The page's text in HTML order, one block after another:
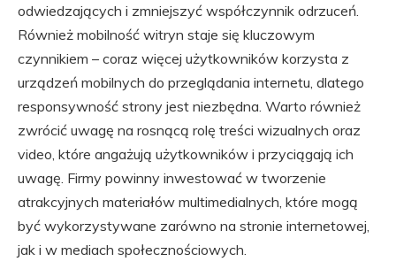
odwiedzających i zmniejszyć współczynnik odrzuceń.
Również mobilność witryn staje się kluczowym
czynnikiem – coraz więcej użytkowników korzysta z
urządzeń mobilnych do przeglądania internetu, dlatego
responsywność strony jest niezbędna. Warto również
zwrócić uwagę na rosnącą rolę treści wizualnych oraz
video, które angażują użytkowników i przyciągają ich
uwagę. Firmy powinny inwestować w tworzenie
atrakcyjnych materiałów multimedialnych, które mogą
być wykorzystywane zarówno na stronie internetowej,
jak i w mediach społecznościowych.